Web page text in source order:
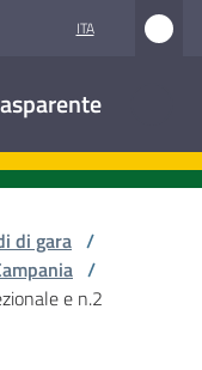
ITA
di gara /
/
e n.2